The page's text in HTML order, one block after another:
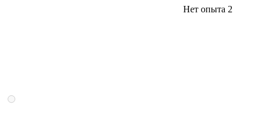
Нет опыта 2